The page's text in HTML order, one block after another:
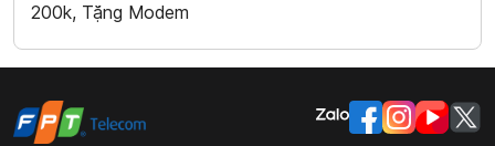
200k, Tặng Modem